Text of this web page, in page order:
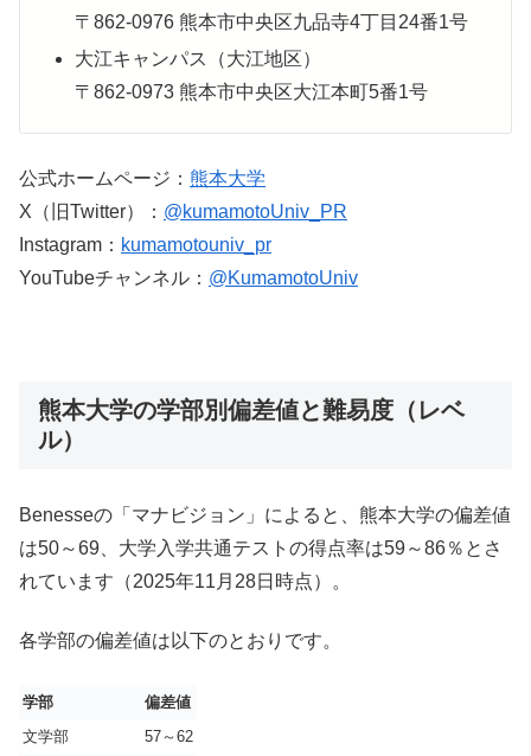
〒862-0976 熊本市中央区九品寺4丁目24番1号
大江キャンパス（大江地区）
〒862-0973 熊本市中央区大江本町5番1号
公式ホームページ： 熊本大学
X（旧Twitter）： @kumamotoUniv_PR
Instagram： kumamotouniv_pr
YouTubeチャンネル： @KumamotoUniv
熊本大学の学部別偏差値と難易度（レベ
ル）
Benesseの「マナビジョン」によると、熊本大学の偏差値
は50～69、大学入学共通テストの得点率は59～86％とさ
れています（2025年11月28日時点）。
各学部の偏差値は以下のとおりです。
学部
偏差値
文学部
57～62